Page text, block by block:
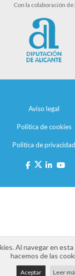
Con la colaboración de:
Aviso legal
Política de cookies
Política de privacidad
Al navegar en
hacemos de las
Aceptar Leer